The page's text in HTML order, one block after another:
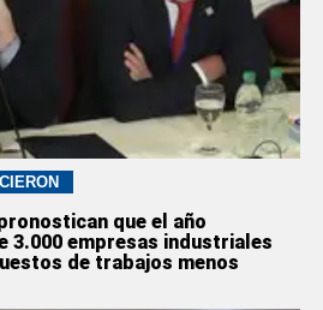
que el año
3.000 empresas industriales
de trabajos menos